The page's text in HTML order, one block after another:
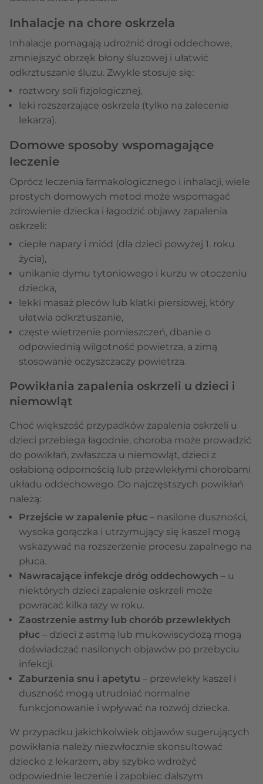
Inhalacje na chore oskrzela
Inhalacje pomagają udrożnić drogi oddechowe,
zmniejszyć obrzęk błony śluzowej i ułatwić
odkrztuszanie śluzu. Zwykle stosuje się:
roztwory soli fizjologicznej,
leki rozszerzające oskrzela (tylko na zalecenie
lekarza).
Domowe sposoby wspomagające
leczenie
Oprócz leczenia farmakologicznego i inhalacji, wiele
prostych domowych metod może wspomagać
zdrowienie dziecka i łagodzić objawy zapalenia
oskrzeli:
ciepłe napary i miód (dla dzieci powyżej 1. roku
życia),
unikanie dymu tytoniowego i kurzu w otoczeniu
dziecka,
lekki masaż pleców lub klatki piersiowej, który
ułatwia odkrztuszanie,
częste wietrzenie pomieszczeń, dbanie o
odpowiednią wilgotność powietrza, a zimą
stosowanie oczyszczaczy powietrza.
Powikłania zapalenia oskrzeli u dzieci i
niemowląt
Choć większość przypadków zapalenia oskrzeli u
dzieci przebiega łagodnie, choroba może prowadzić
do powikłań, zwłaszcza u niemowląt, dzieci z
osłabioną odpornością lub przewlekłymi chorobami
układu oddechowego. Do najczęstszych powikłań
należą:
Przejście w zapalenie płuc – nasilone duszności,
wysoka gorączka i utrzymujący się kaszel mogą
wskazywać na rozszerzenie procesu zapalnego na
płuca.
Nawracające infekcje dróg oddechowych – u
niektórych dzieci zapalenie oskrzeli może
powracać kilka razy w roku.
Zaostrzenie astmy lub chorób przewlekłych
płuc – dzieci z astmą lub mukowiscydozą mogą
doświadczać nasilonych objawów po przebyciu
infekcji.
Zaburzenia snu i apetytu – przewlekły kaszel i
duszność mogą utrudniać normalne
funkcjonowanie i wpływać na rozwój dziecka.
W przypadku jakichkolwiek objawów sugerujących
powikłania należy niezwłocznie skonsultować
dziecko z lekarzem, aby szybko wdrożyć
odpowiednie leczenie i zapobiec dalszym